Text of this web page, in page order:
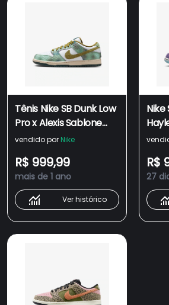
Tênis Nike SB Dunk Low
Pro x Alexis Sablone
White and Pacific Moss
vendido por Nike
R$ 999,99
mais de 1 ano
Ver histórico
Nike
and
R$
27